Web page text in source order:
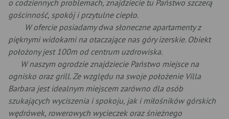
o codziennych problemach, znajdziecie tu Państwo szczerą
gościnność, spokój i przytulne ciepło.
W ofercie posiadamy dwa słoneczne apartamenty z
pięknymi widokami na otaczające nas góry izerskie. Obiekt
położony jest 100m od centrum uzdrowiska.
W naszym ogrodzie znajdziecie Państwo miejsce na
ognisko oraz grill. Ze względu na swoje położenie Villa
Barbara jest idealnym miejscem zarówno dla osób
szukających wyciszenia i spokoju, jak i miłośników górskich
wędrówek, rowerowych wycieczek oraz śnieżnego